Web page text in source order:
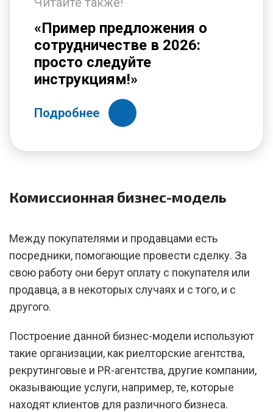
«Пример предложения о
сотрудничестве в 2026:
просто следуйте
инструкциям!»
Подробнее
Комиссионная бизнес-модель
Между покупателями и продавцами есть
посредники, помогающие провести сделку. За
свою работу они берут оплату с покупателя или
продавца, а в некоторых случаях и с того, и с
другого.
Построение данной бизнес-модели используют
такие организации, как риелторские агентства,
рекрутинговые и PR-агентства, другие компании,
оказывающие услуги, например, те, которые
находят клиентов для различного бизнеса.